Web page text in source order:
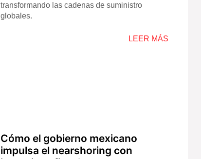
transformando las cadenas de suministro
globales.
LEER MÁS
Cómo el gobierno mexicano
impulsa el nearshoring con